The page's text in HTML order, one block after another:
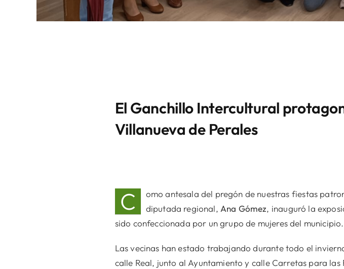
El Ganchillo Intercultural
Villanueva de Perales
C omo antesala del pregón de nuestras fiestas
diputada regional, Ana Gómez, inauguró la
sido confeccionada por un grupo de mujeres del municipio.
Las vecinas han estado trabajando durante todo el
calle Real, junto al Ayuntamiento y calle Carretas para